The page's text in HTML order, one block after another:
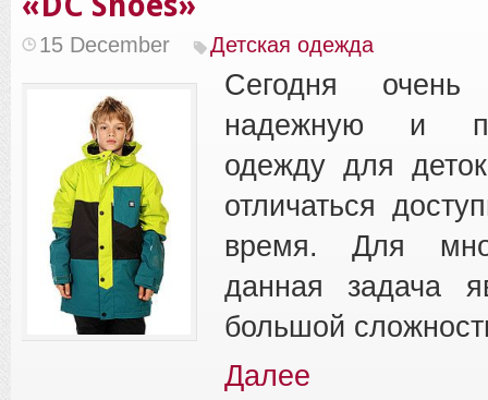
15 December Детская одежда
Сегодня
надежную и
одежду для
отличаться
время. Для
данная задача
большой
Далее